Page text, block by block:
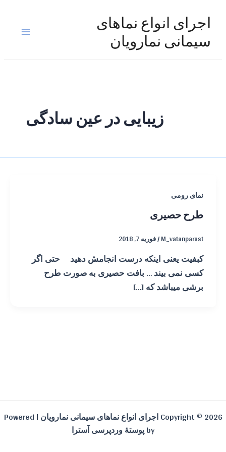
اجرای انواع نماهای
سیمانی نمارویان
Main
زیبایی در عین سادگی
نمای رومی
طرح حصیری
M_vatanparast
/فوریه 7, 2018
کبفیت یعنی اینکه درست انجامش دهید حتی اگر
کسی نمی بیند … بافت حصیری به صورت طرح
برشی میباشد که […]
Copyright © 2026 اجرای انواع نماهای سیمانی نمارویان | Powered
byپوستهٔ وردپرسی آسترا